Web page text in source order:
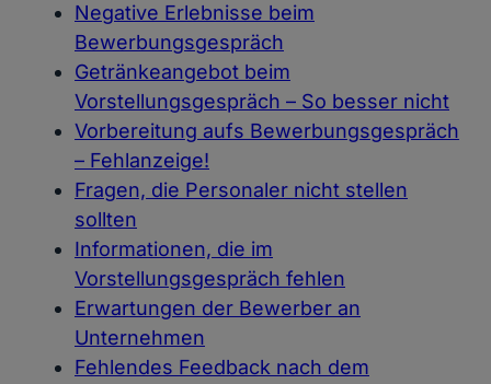
Negative Erlebnisse beim
Bewerbungsgespräch
Getränkeangebot beim
Vorstellungsgespräch – So besser nicht
Vorbereitung aufs Bewerbungsgespräch
– Fehlanzeige!
Fragen, die Personaler nicht stellen
sollten
Informationen, die im
Vorstellungsgespräch fehlen
Erwartungen der Bewerber an
Unternehmen
Fehlendes Feedback nach dem